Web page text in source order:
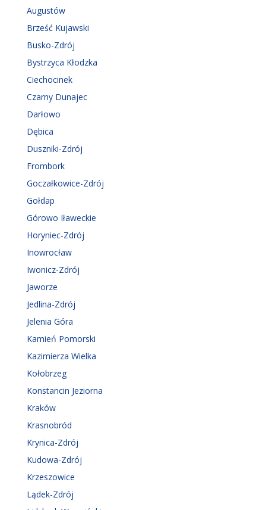
Augustów
Brześć Kujawski
Busko-Zdrój
Bystrzyca Kłodzka
Ciechocinek
Czarny Dunajec
Darłowo
Dębica
Duszniki-Zdrój
Frombork
Goczałkowice-Zdrój
Gołdap
Górowo Iławeckie
Horyniec-Zdrój
Inowrocław
Iwonicz-Zdrój
Jaworze
Jedlina-Zdrój
Jelenia Góra
Kamień Pomorski
Kazimierza Wielka
Kołobrzeg
Konstancin Jeziorna
Kraków
Krasnobród
Krynica-Zdrój
Kudowa-Zdrój
Krzeszowice
Lądek-Zdrój